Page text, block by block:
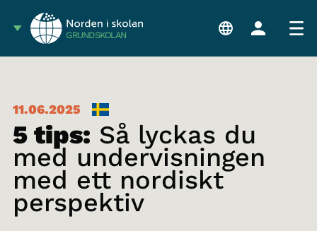
GRUNDSKOLAN
11.06.2025
5 tips: Så lyckas du
med undervisningen
med ett nordiskt
perspektiv